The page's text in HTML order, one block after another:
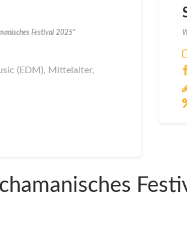
Festival 2025"
(EDM), Mittelalter,